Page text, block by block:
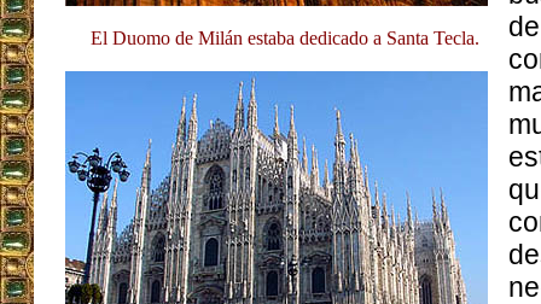
El Duomo de Milán estaba dedicado a Santa Tecla.